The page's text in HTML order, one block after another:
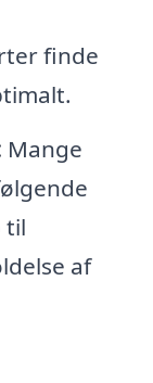
finde
Mange
til
af